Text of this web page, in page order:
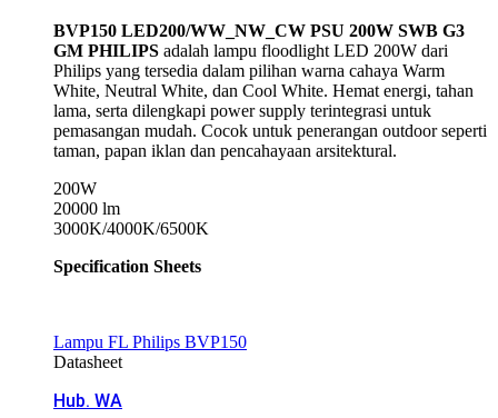
BVP150 LED200/WW_NW_CW PSU 200W SWB G3
GM PHILIPS adalah lampu floodlight LED 200W dari
Philips yang tersedia dalam pilihan warna cahaya Warm
White, Neutral White, dan Cool White. Hemat energi, tahan
lama, serta dilengkapi power supply terintegrasi untuk
pemasangan mudah. Cocok untuk penerangan outdoor seperti
taman, papan iklan dan pencahayaan arsitektural.
200W
20000 lm
3000K/4000K/6500K
Specification Sheets
Lampu FL Philips BVP150
Datasheet
Hub. WA